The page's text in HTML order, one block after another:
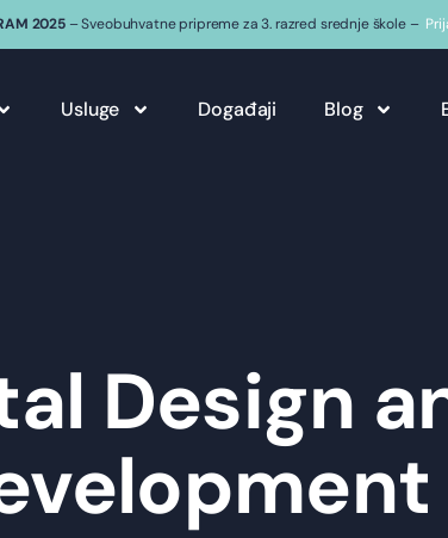
2025– Sveobuhvatne pripreme za 3. razred srednje škole –
Usluge Događaji Blog
Design